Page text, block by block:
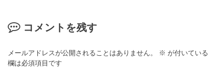
コメントを残す
メールアドレスが公開されることはありません。 ※ が付いている
欄は必須項目です